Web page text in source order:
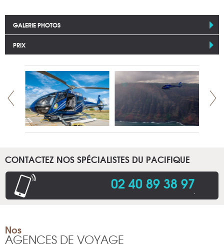
GALERIE PHOTOS
PRIX
CONTACTEZ NOS SPÉCIALISTES DU PACIFIQUE
02 40 89 38 97.
Nos
AGENCES DE VOYAGE